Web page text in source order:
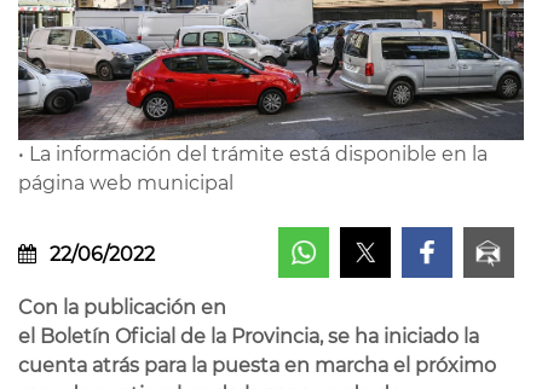
• La información del trámite está disponible en la
página web municipal
22/06/2022
Con la publicación en
el Boletín Oficial de la Provincia, se ha iniciado la
cuenta atrás para la puesta en marcha el próximo